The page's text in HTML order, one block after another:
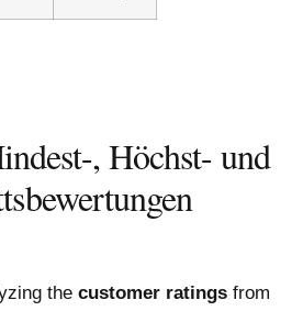
, Höchst- und
the customer ratings from